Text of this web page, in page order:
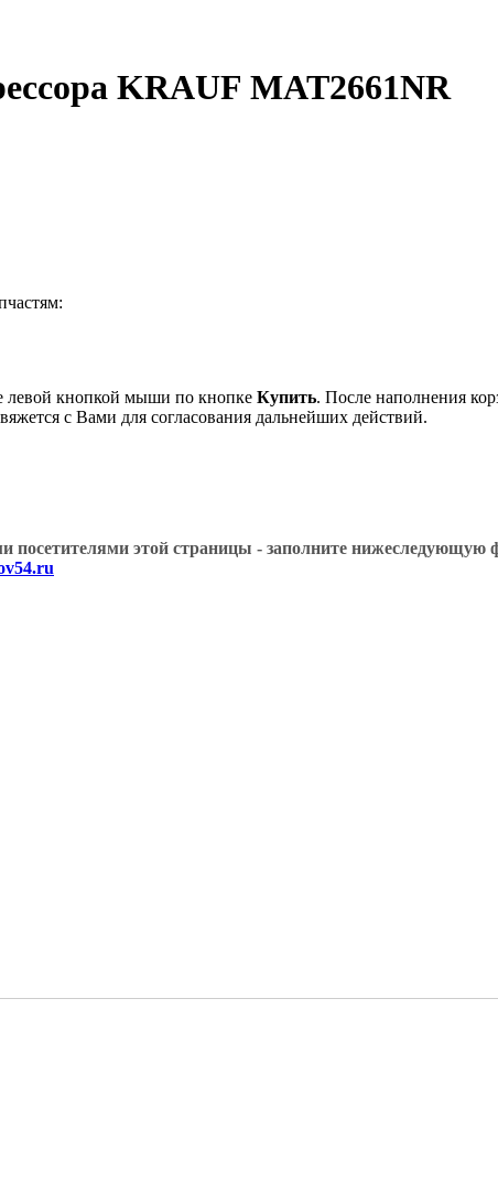
KRAUF MAT2661NR
левой кнопкой мыши по кнопке Купить. После наполнения
с Вами для согласования дальнейших действий.
посетителями этой страницы - заполните